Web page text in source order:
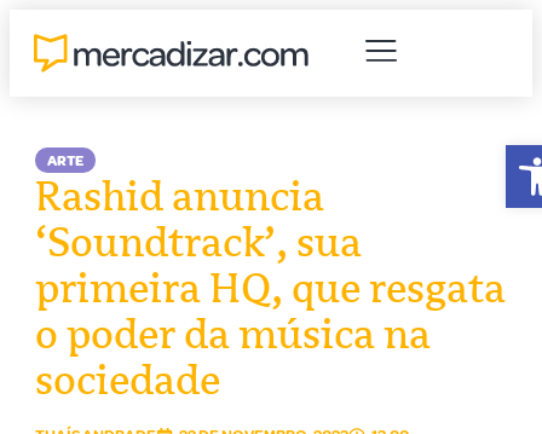
ARTE
Rashid anuncia
‘Soundtrack’, sua
primeira HQ, que resgata
o poder da música na
sociedade